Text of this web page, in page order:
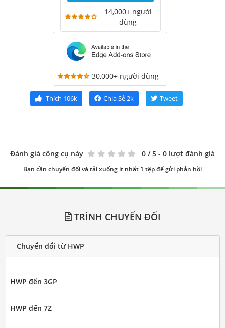
14,000+ người
dùng
30,000+ người dùng
Thích 106k Chia Sẻ2k Tweet
Đánh giá công cụ này 0 / 5 - 0 lượt đánh giá
Bạn cần chuyển đổi và tải xuống ít nhất 1 tệp để gửi phản hồi
TRÌNH CHUYỂN ĐỔI
Chuyển đổi từ HWP
HWP đến 3GP
HWP đến 7Z